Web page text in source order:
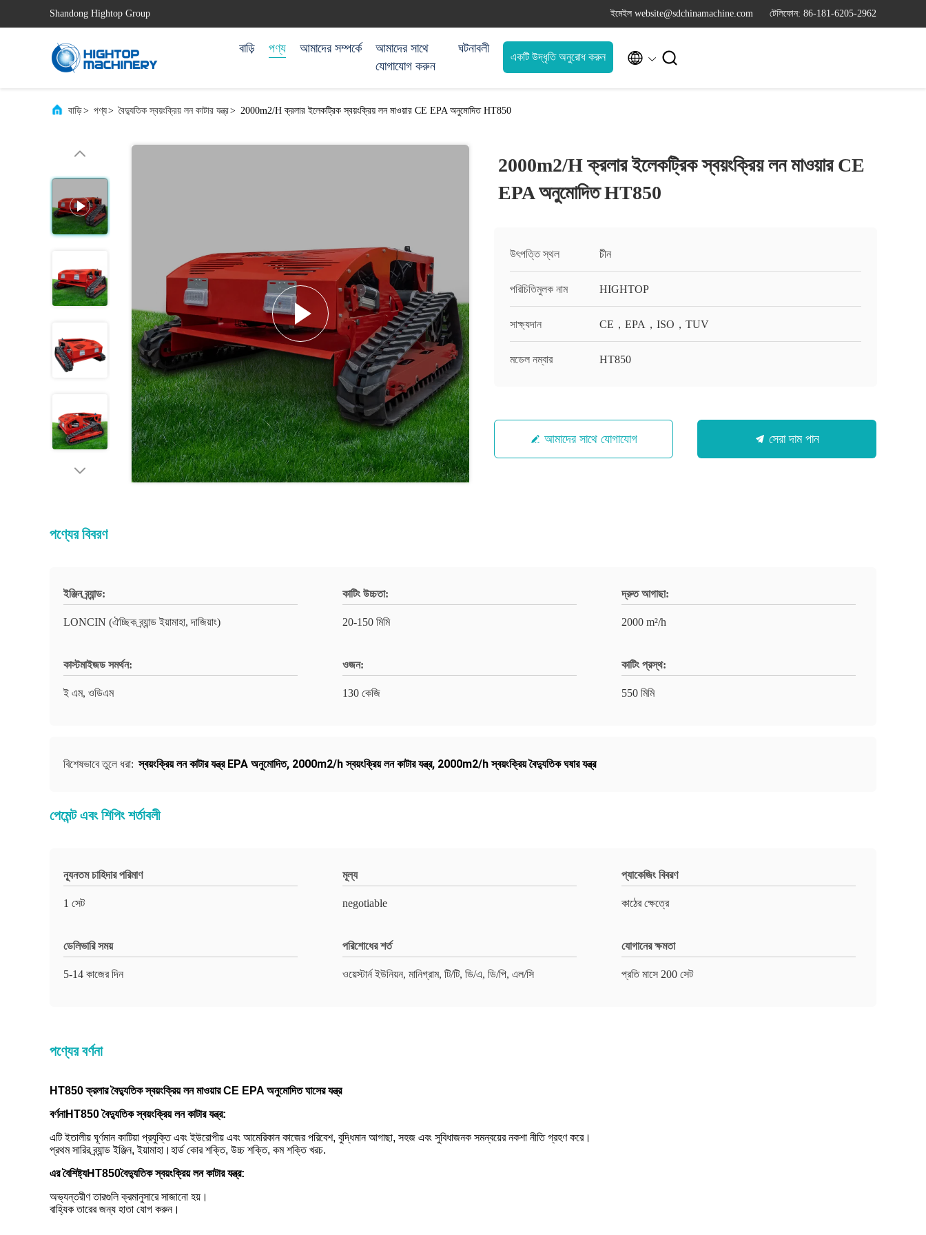
Shandong Hightop Group ইমেইল website@sdchinamachine.com টেলিফোন: 86-181-6205-2962
বাড়ি পণ্য আমাদের সম্পর্কে
আমাদের সাথে
যোগাযোগ করুন
ঘটনাবলী
একটি উদ্ধৃতি অনুরোধ করুন  
বাড়ি> পণ্য> বৈদ্যুতিক স্বয়ংক্রিয় লন কাটার যন্ত্র> 2000m2/H ক্রলার ইলেকট্রিক স্বয়ংক্রিয় লন মাওয়ার CE EPA অনুমোদিত HT850
2000m2/H ক্রলার ইলেকট্রিক স্বয়ংক্রিয় লন মাওয়ার CE
EPA অনুমোদিত HT850
উৎপত্তি স্থল চীন
পরিচিতিমুলক নাম HIGHTOP
সাক্ষ্যদান CE，EPA，ISO，TUV
মডেল নম্বার HT850
আমাদের সাথে যোগাযোগ সেরা দাম পান
পণ্যের বিবরণ
ইঞ্জিন ব্র্যান্ড:
LONCIN (ঐচ্ছিক ব্র্যান্ড ইয়ামাহা, দাজিয়াং)
কাটিং উচ্চতা:
20-150 মিমি
দ্রুত আগাছা:
2000 m²/h
কাস্টমাইজড সমর্থন:
ই এম, ওডিএম
ওজন:
130 কেজি
কাটিং প্রস্থ:
550 মিমি
বিশেষভাবে তুলে ধরা: স্বয়ংক্রিয় লন কাটার যন্ত্র EPA অনুমোদিত, 2000m2/h স্বয়ংক্রিয় লন কাটার যন্ত্র, 2000m2/h স্বয়ংক্রিয় বৈদ্যুতিক ঘষার যন্ত্র
পেমেন্ট এবং শিপিং শর্তাবলী
ন্যূনতম চাহিদার পরিমাণ
1 সেট
মূল্য
negotiable
প্যাকেজিং বিবরণ
কাঠের ক্ষেত্রে
ডেলিভারি সময়
5-14 কাজের দিন
পরিশোধের শর্ত
ওয়েস্টার্ন ইউনিয়ন, মানিগ্রাম, টি/টি, ডি/এ, ডি/পি, এল/সি
যোগানের ক্ষমতা
প্রতি মাসে 200 সেট
পণ্যের বর্ণনা
HT850 ক্রলার বৈদ্যুতিক স্বয়ংক্রিয় লন মাওয়ার CE EPA অনুমোদিত ঘাসের যন্ত্র
বর্ণনাHT850 বৈদ্যুতিক স্বয়ংক্রিয় লন কাটার যন্ত্র:
এটি ইতালীয় ঘূর্ণমান কাটিয়া প্রযুক্তি এবং ইউরোপীয় এবং আমেরিকান কাজের পরিবেশ, বুদ্ধিমান আগাছা, সহজ এবং সুবিধাজনক সমন্বয়ের নকশা নীতি গ্রহণ করে।
প্রথম সারির ব্র্যান্ড ইঞ্জিন, ইয়ামাহা।হার্ড কোর শক্তি, উচ্চ শক্তি, কম শক্তি খরচ.
এর বৈশিষ্ট্যHT850বৈদ্যুতিক স্বয়ংক্রিয় লন কাটার যন্ত্র:
অভ্যন্তরীণ তারগুলি ক্রমানুসারে সাজানো হয়।
বাহ্যিক তারের জন্য হাতা যোগ করুন।